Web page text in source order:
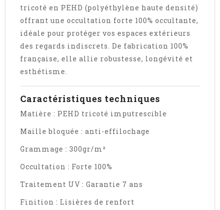
tricoté en PEHD (polyéthylène haute densité)
offrant une occultation forte 100% occultante,
idéale pour protéger vos espaces extérieurs
des regards indiscrets. De fabrication 100%
française, elle allie robustesse, longévité et
esthétisme.
Caractéristiques techniques
Matière : PEHD tricoté imputrescible
Maille bloquée : anti-effilochage
Grammage : 300gr/m²
Occultation : Forte 100%
Traitement UV : Garantie 7 ans
Finition : Lisières de renfort